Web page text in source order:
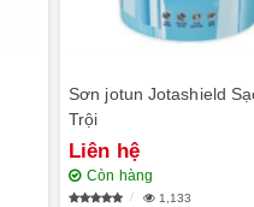
Sơn jotun Jotashield
Trội
Liên hệ
Còn hàng
1,133